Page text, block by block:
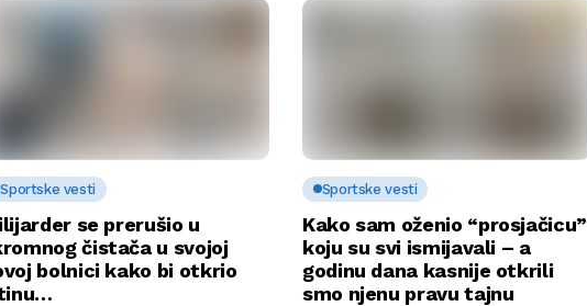
Sportske vesti
se prerušio u
čistača u svojoj
bolnici kako bi otkrio
Sportske vesti
Kako sam oženio “prosjačicu”
koju su svi ismijavali – a
godinu dana kasnije otkrili
smo njenu pravu tajnu